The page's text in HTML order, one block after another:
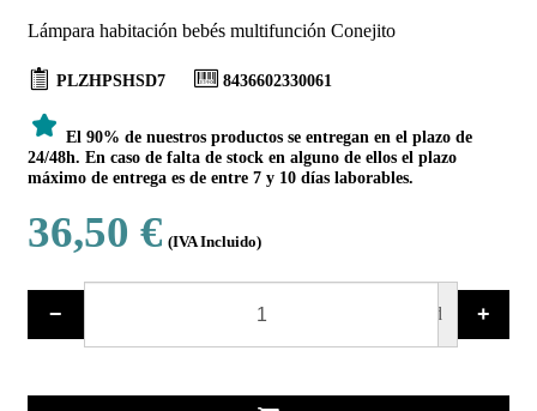
Lámpara habitación bebés multifunción Conejito
PLZHPSHSD7 8436602330061
El 90% de nuestros productos se entregan en el plazo de
24/48h. En caso de falta de stock en alguno de ellos el plazo
máximo de entrega es de entre 7 y 10 días laborables.
36,50 € (IVA Incluido)
− ud +